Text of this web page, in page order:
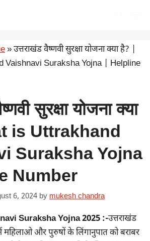
»उत्तराखंड वैष्णवी सुरक्षा योजना क्या है? |
Vaishnavi Suraksha Yojna | Helpline
सुरक्षा योजना क्या
is Uttrakhand
Suraksha Yojna
Number
6, 2024 by mukesh chandra
Suraksha Yojna 2025 :-उत्तराखंड
महिलाओ और पुरुषों के लिंगानुपात को बराबर